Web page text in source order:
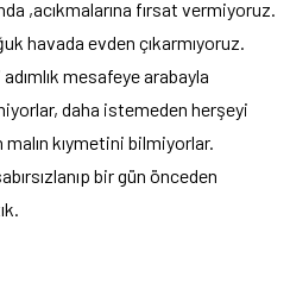
,acıkmalarına fırsat vermiyoruz.
havada evden çıkarmıyoruz.
mesafeye arabayla
daha istemeden herşeyi
kıymetini bilmiyorlar.
bir gün önceden